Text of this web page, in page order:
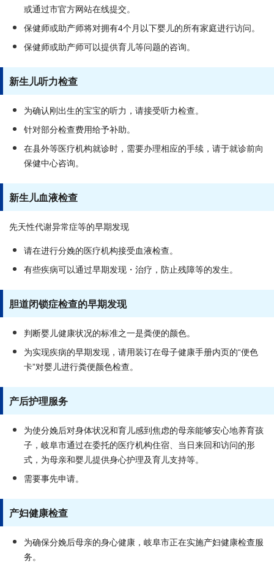
或通过市官方网站在线提交。
保健师或助产师将对拥有4个月以下婴儿的所有家庭进行访问。
保健师或助产师可以提供育儿等问题的咨询。
新生儿听力检查
为确认刚出生的宝宝的听力，请接受听力检查。
针对部分检查费用给予补助。
在县外等医疗机构就诊时，需要办理相应的手续，请于就诊前向
保健中心咨询。
新生儿血液检查
先天性代谢异常症等的早期发现
请在进行分娩的医疗机构接受血液检查。
有些疾病可以通过早期发现・治疗，防止残障等的发生。
胆道闭锁症检查的早期发现
判断婴儿健康状况的标准之一是粪便的颜色。
为实现疾病的早期发现，请用装订在母子健康手册内页的“便色
卡”对婴儿进行粪便颜色检查。
产后护理服务
为使分娩后对身体状况和育儿感到焦虑的母亲能够安心地养育孩
子，岐阜市通过在委托的医疗机构住宿、当日来回和访问的形
式，为母亲和婴儿提供身心护理及育儿支持等。
需要事先申请。
产妇健康检查
为确保分娩后母亲的身心健康，岐阜市正在实施产妇健康检查服
务。